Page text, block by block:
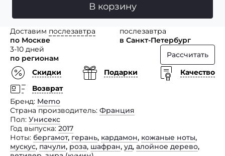
В корзину
Доставим послезавтра
по Москве
послезавтра
в Санкт-Петербург
3-10 дней
по регионам
Рассчитать
Скидки
Подарки
Качество
Возврат
Бренд Memo
Страна производитель Франция
Пол Унисекс
Год выпуска 2017
Ноты бергамот, герань, кардамон, кожаные ноты,
мускус, пачули, роза, шафран, уд, алойное дерево,